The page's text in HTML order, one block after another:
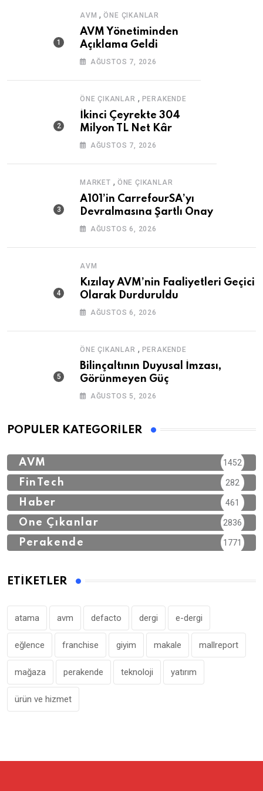
AVM ,ÖNE ÇIKANLAR
AVM Yönetiminden
Açıklama Geldi
AĞUSTOS 7, 2026
ÖNE ÇIKANLAR , PERAKENDE
İkinci Çeyrekte 304
Milyon TL Net Kâr
AĞUSTOS 7, 2026
MARKET , ÖNE ÇIKANLAR
A101’in CarrefourSA’yı
Devralmasına Şartlı Onay
AĞUSTOS 6, 2026
AVM
Kızılay AVM’nin Faaliyetleri Geçici
Olarak Durduruldu
AĞUSTOS 6, 2026
ÖNE ÇIKANLAR , PERAKENDE
Bilinçaltının Duyusal İmzası,
Görünmeyen Güç
AĞUSTOS 5, 2026
POPÜLER KATEGORILER
AVM 1452
FinTech 282
Haber 461
Öne Çıkanlar 2836
Perakende 1771
ETIKETLER
atama avm defacto dergi e-dergi
eğlence franchise giyim makale mallreport
mağaza perakende teknoloji yatırım
ürün ve hizmet